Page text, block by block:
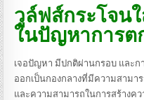
วูล์ฟส์กระโจน
ในปัญหาการ
เจอปัญหา มีปกติผ่านกรอบ และก
ออกเป็นกองกลางที่มีความสาม
และความสามารถในการสร้างค